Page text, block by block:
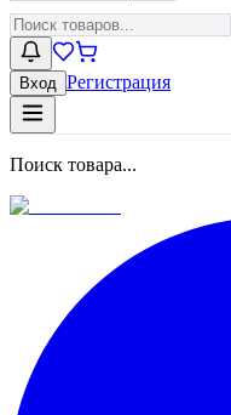
Вход Регистрация
Поиск товара...